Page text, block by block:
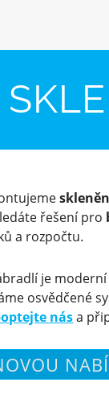
řešení pro
a rozpočtu.
je
osvědčené
nása